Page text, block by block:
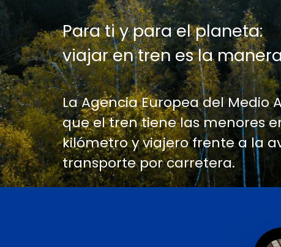
Para ti y para el planeta:
viajar en tren es la
La Agencia Europea del Medio
que el tren tiene las menores
kilómetro y viajero frente a la
transporte por carretera.